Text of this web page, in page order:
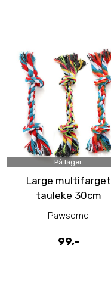
På lager
Large multifarget
tauleke 30cm
Pawsome
99,-